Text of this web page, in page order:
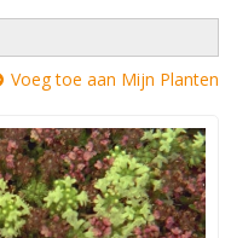
Voeg toe aan Mijn Planten